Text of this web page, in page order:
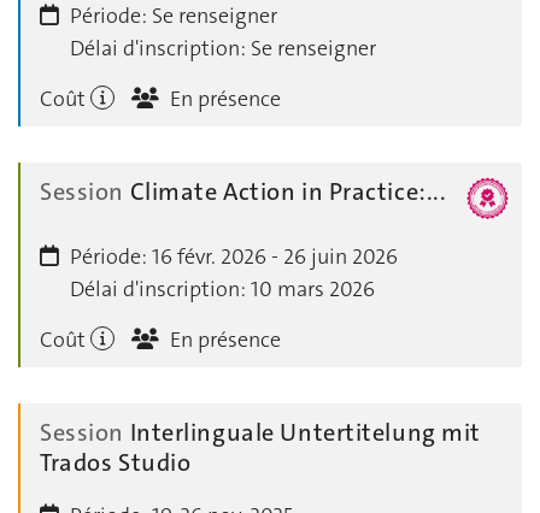
Période: Se renseigner
Délai d'inscription: Se renseigner
Coût
En présence
Session Climate Action in Practice:...
Période: 16 févr. 2026 - 26 juin 2026
Délai d'inscription: 10 mars 2026
Coût
En présence
Session Interlinguale Untertitelung mit
Trados Studio